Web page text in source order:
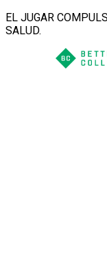
EL JUGAR
SALUD.